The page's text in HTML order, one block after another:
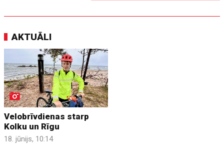
AKTUĀLI
Velobrīvdienas starp
Kolku un Rīgu
18. jūnijs, 10:14